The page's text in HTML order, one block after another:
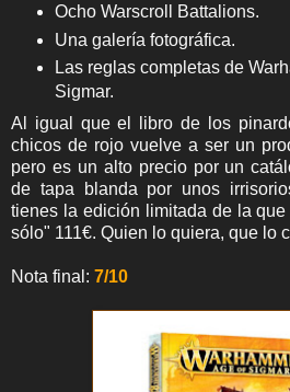
Ocho Warscroll Battalions.
Una galería fotográfica.
Las reglas completas de
Sigmar.
Al igual que el libro de los
chicos de rojo vuelve a ser un
pero es un alto precio por un
de tapa blanda por unos
tienes la edición limitada de la
sólo" 111€. Quien lo quiera, que lo
Nota final: 7/10